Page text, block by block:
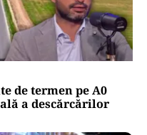
de termen pe A0
a descărcărilor